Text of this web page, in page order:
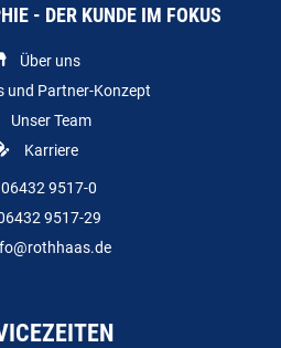
- DER KUNDE IM FOKUS
Über uns
und Partner-Konzept
Unser Team
Karriere
06432 9517-0
9517-29